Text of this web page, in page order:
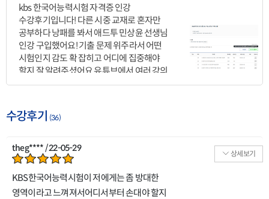
kbs 한국어능력시험 자격증 인강
수강후기입니다! 다른 시중 교재로 혼자만
공부하다 낭패를 봐서 애드투 민상윤 선생님
인강 구입했어요! 기출 문제 위주라서 어떤
시험인지 감도 확 잡히고 어디에 집중해야
할지 잘 알려주셨어요 유튜브에서 여러 강의
봤지만 애드투 민상윤 선생님 강의가 제일
머리에 쏙쏙 들어오는 거 같고요! 실전 감각
익히는데 이만한 강의 없을 거 같네요
수강후기 (36)
상세보기
theg**** / 22-05-29
KBS한국어능력시험이 저에게는 좀 방대한
영역이라고 느껴져서어디서부터 손대야 할지